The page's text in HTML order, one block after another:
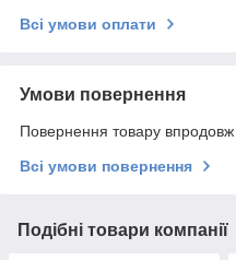
Всі умови оплати
Умови повернення
Повернення товару впродовж
Всі умови повернення
Подібні товари компанії